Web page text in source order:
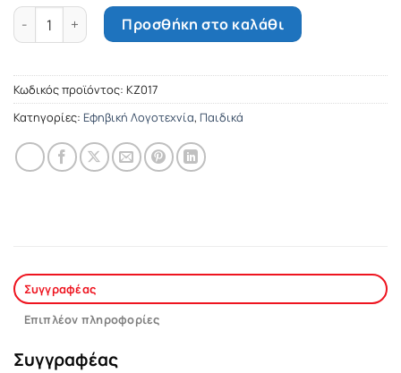
Τζέην Έυρ ποσότηταΠροσθήκη στο καλάθι
Κωδικός προϊόντος: ΚΖ017
Κατηγορίες: Εφηβική Λογοτεχνία, Παιδικά
Συγγραφέας
Επιπλέον πληροφορίες
Συγγραφέας